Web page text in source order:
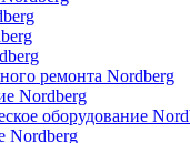
ремонта Nordberg
Nordberg
оборудование
Nordberg